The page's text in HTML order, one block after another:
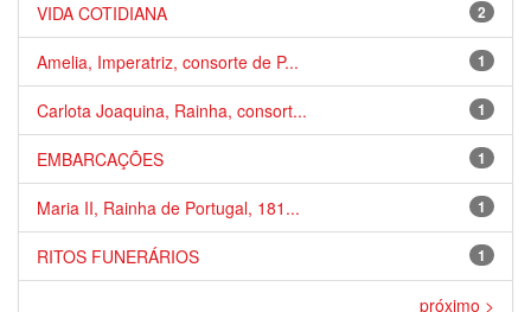
2
VIDA COTIDIANA
1
Amelia, Imperatriz, consorte de P...
1
Carlota Joaquina, Rainha, consort...
1
EMBARCAÇÕES
1
Maria II, Rainha de Portugal, 181...
1
RITOS FUNERÁRIOS
próximo >